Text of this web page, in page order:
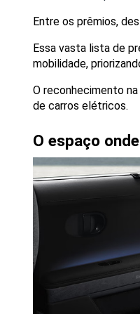
Entre os prêmios,
Essa vasta lista de
mobilidade,
O reconhecimento
de carros elétricos.
O espaço